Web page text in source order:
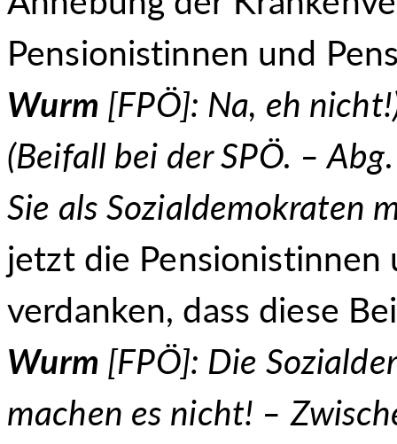
Pensionistinnen und
Wurm [FPÖ]: Na, eh
(Beifall bei der SPÖ. –
Sie als Sozialdemokraten
jetzt die Pensionistinnen
verdanken, dass diese
Wurm [FPÖ]: Die
machen es nicht! –